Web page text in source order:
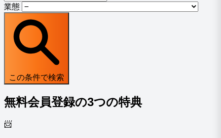
業態
この条件で検索
無料会員登録の3つの特典
📨